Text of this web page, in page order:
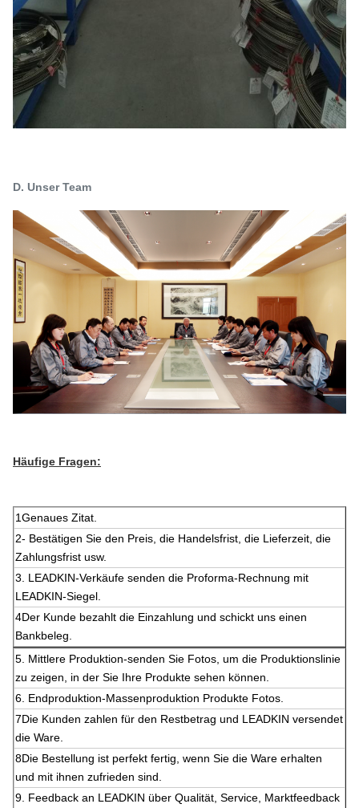
D. Unser Team
Häufige Fragen:
1Genaues Zitat.
2- Bestätigen Sie den Preis, die Handelsfrist, die Lieferzeit, die
Zahlungsfrist usw.
3. LEADKIN-Verkäufe senden die Proforma-Rechnung mit
LEADKIN-Siegel.
4Der Kunde bezahlt die Einzahlung und schickt uns einen
Bankbeleg.
5. Mittlere Produktion-senden Sie Fotos, um die Produktionslinie
zu zeigen, in der Sie Ihre Produkte sehen können.
6. Endproduktion-Massenproduktion Produkte Fotos.
7Die Kunden zahlen für den Restbetrag und LEADKIN versendet
die Ware.
8Die Bestellung ist perfekt fertig, wenn Sie die Ware erhalten
und mit ihnen zufrieden sind.
9. Feedback an LEADKIN über Qualität, Service, Marktfeedback